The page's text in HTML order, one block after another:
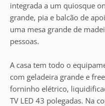
integrada a um quiosque
grande, pia e balcão de
uma mesa grande de
pessoas.
A casa tem todo o
com geladeira grande e
forninho elétrico,
TV LED 43 polegadas. Na